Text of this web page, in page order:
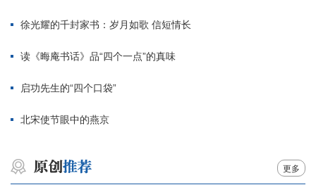
徐光耀的千封家书：岁月如歌 信短情长
读《晦庵书话》品“四个一点”的真味
启功先生的“四个口袋”
北宋使节眼中的燕京
更多